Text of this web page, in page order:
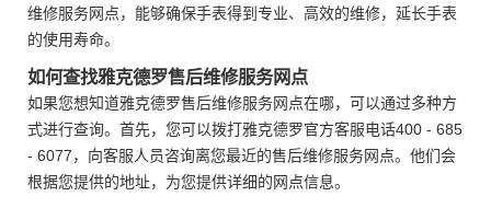
维修服务网点，能够确保手表得到专业、高效的维修，延长手表
的使用寿命。
如何查找雅克德罗售后维修服务网点
如果您想知道雅克德罗售后维修服务网点在哪，可以通过多种方
式进行查询。首先，您可以拨打雅克德罗官方客服电话400 - 685
- 6077，向客服人员咨询离您最近的售后维修服务网点。他们会
根据您提供的地址，为您提供详细的网点信息。